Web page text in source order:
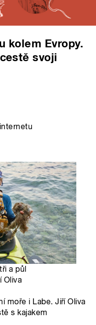
kolem Evropy.
svoji
a půl
Oliva
moře i Labe. Jiří Oliva
s kajakem